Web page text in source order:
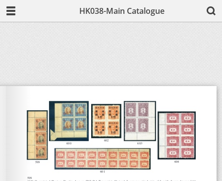
HK038-Main Catalogue